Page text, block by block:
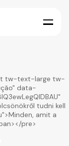
tw-text-large tw-
data-
tudni kell
amit a
pre>